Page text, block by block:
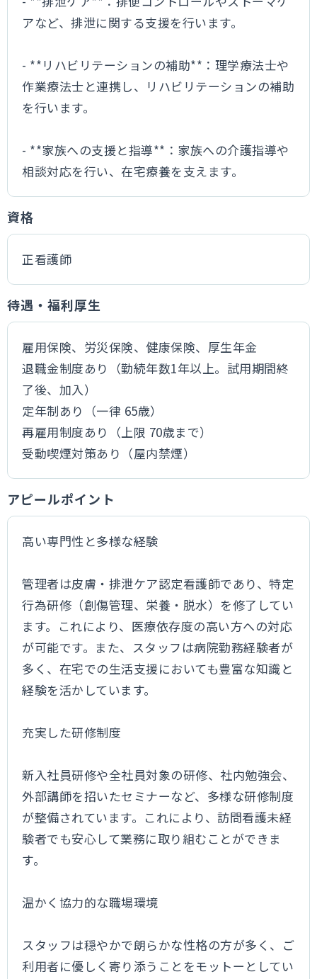
アなど、排泄に関する支援を行います。
- **リハビリテーションの補助**：理学療法士や
作業療法士と連携し、リハビリテーションの補助
を行います。
- **家族への支援と指導**：家族への介護指導や
相談対応を行い、在宅療養を支えます。
資格
正看護師
待遇・福利厚生
雇用保険、労災保険、健康保険、厚生年金
退職金制度あり（勤続年数1年以上。試用期間終
了後、加入）
定年制あり（一律 65歳）
再雇用制度あり（上限 70歳まで）
受動喫煙対策あり（屋内禁煙）
アピールポイント
高い専門性と多様な経験
管理者は皮膚・排泄ケア認定看護師であり、特定
行為研修（創傷管理、栄養・脱水）を修了してい
ます。これにより、医療依存度の高い方への対応
が可能です。また、スタッフは病院勤務経験者が
多く、在宅での生活支援においても豊富な知識と
経験を活かしています。
充実した研修制度
新入社員研修や全社員対象の研修、社内勉強会、
外部講師を招いたセミナーなど、多様な研修制度
が整備されています。これにより、訪問看護未経
験者でも安心して業務に取り組むことができま
す。
温かく協力的な職場環境
スタッフは穏やかで朗らかな性格の方が多く、ご
利用者に優しく寄り添うことをモットーとしてい